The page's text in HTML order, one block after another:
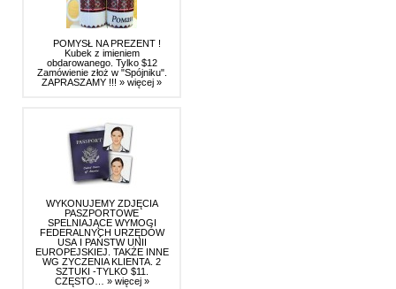
POMYSŁ NA PREZENT !
Kubek z imieniem
obdarowanego. Tylko $12
Zamówienie złoż w "Spójniku".
ZAPRASZAMY !!! » więcej »
WYKONUJEMY ZDJĘCIA
PASZPORTOWE
SPELNIAJĄCE WYMOGI
FEDERALNYCH URZĘDÓW
USA I PAŃSTW UNII
EUROPEJSKIEJ. TAKŻE INNE
WG ZYCZENIA KLIENTA. 2
SZTUKI -TYLKO $11.
CZĘSTO… » więcej »